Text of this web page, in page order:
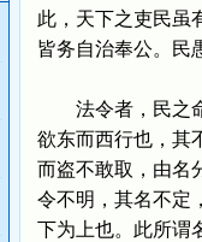
此，天下之吏民虽
皆务自治奉公。民
法令者，民之命
欲东而西行也，其
而盗不敢取，由名
令不明，其名不定
下为上也。此所谓